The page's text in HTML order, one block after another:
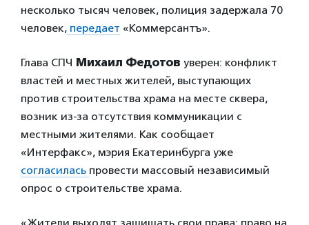
несколько тысяч человек, полиция задержала 70
человек, передает «Коммерсантъ».
Глава СПЧ Михаил Федотов уверен: конфликт
властей и местных жителей, выступающих
против строительства храма на месте сквера,
возник из-за отсутствия коммуникации с
местными жителями. Как сообщает
«Интерфакс», мэрия Екатеринбурга уже
согласилась провести массовый независимый
опрос о строительстве храма.